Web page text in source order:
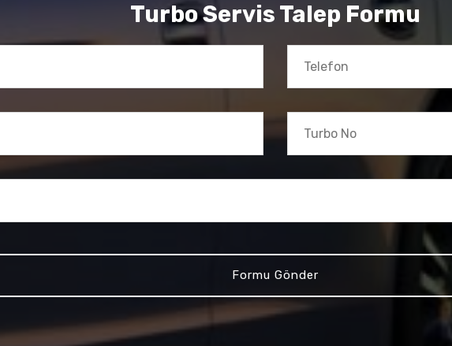
Turbo Servis Talep Formu